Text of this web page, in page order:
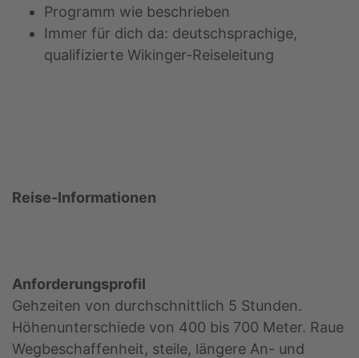
Programm wie beschrieben
Immer für dich da: deutschsprachige,
qualifizierte Wikinger-Reiseleitung
Reise-Informationen
Anforderungsprofil
Gehzeiten von durchschnittlich 5 Stunden.
Höhenunterschiede von 400 bis 700 Meter. Raue
Wegbeschaffenheit, steile, längere An- und